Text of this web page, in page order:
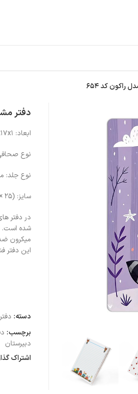
دفتر مشق 60 برگ حاشیه دار مدل
ابعاد: ۲۵x۱۷x۱ سانتی‌متر
نوع
نوع جلد:
سایز: (۲۵ × ۱۷.۶) B۵
میکرون
این دفتر
دسته:
برچسب:
دبیرستان
اشتراک